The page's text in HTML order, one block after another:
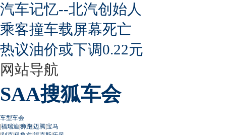
汽车记忆--北汽创始人
乘客撞车载屏幕死亡
热议油价或下调0.22元
网站导航
SAA搜狐车会
车型车会
|福瑞迪|狮跑|迈腾|宝马